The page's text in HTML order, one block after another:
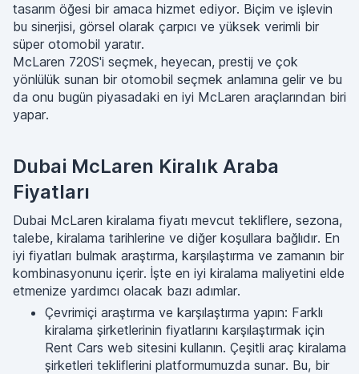
tasarım öğesi bir amaca hizmet ediyor. Biçim ve işlevin
bu sinerjisi, görsel olarak çarpıcı ve yüksek verimli bir
süper otomobil yaratır.
McLaren 720S'i seçmek, heyecan, prestij ve çok
yönlülük sunan bir otomobil seçmek anlamına gelir ve bu
da onu bugün piyasadaki en iyi McLaren araçlarından biri
yapar.
Dubai McLaren Kiralık Araba
Fiyatları
Dubai McLaren kiralama fiyatı mevcut tekliflere, sezona,
talebe, kiralama tarihlerine ve diğer koşullara bağlıdır. En
iyi fiyatları bulmak araştırma, karşılaştırma ve zamanın bir
kombinasyonunu içerir. İşte en iyi kiralama maliyetini elde
etmenize yardımcı olacak bazı adımlar.
Çevrimiçi araştırma ve karşılaştırma yapın: Farklı
kiralama şirketlerinin fiyatlarını karşılaştırmak için
Rent Cars web sitesini kullanın. Çeşitli araç kiralama
şirketleri tekliflerini platformumuzda sunar. Bu, bir